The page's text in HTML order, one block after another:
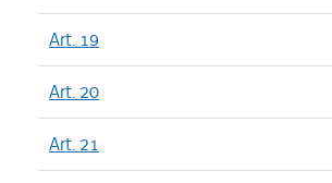
Art. 19
Art. 20
Art. 21